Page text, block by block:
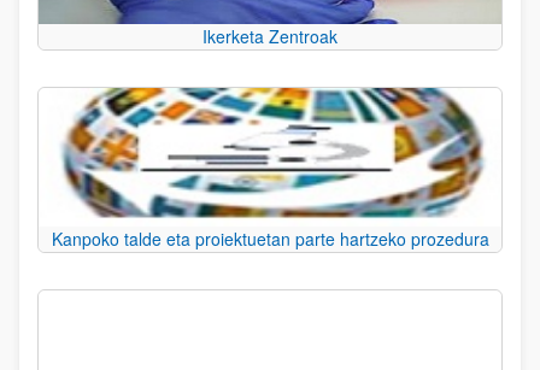
Ikerketa Zentroak
Kanpoko talde eta proiektuetan parte hartzeko prozedura